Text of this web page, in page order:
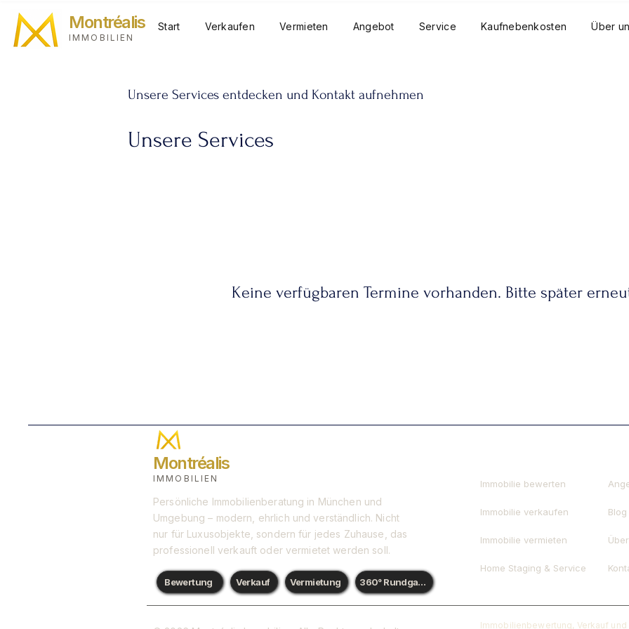
Montréalis
IMMOBILIEN
Start Verkaufen Vermieten Angebot Service Kaufnebenkosten Über
Unsere Services entdecken und Kontakt aufnehmen
Unsere Services
Keine verfügbaren Termine vorhanden. Bitte später
Montréalis
IMMOBILIEN
Persönliche Immobilienberatung in München und
Umgebung – modern, ehrlich und verständlich. Nicht
nur für Luxusobjekte, sondern für jedes Zuhause, das
professionell verkauft oder vermietet werden soll.
Bewertung Verkauf Vermietung 360° Rundgang
Immobilie bewerten
Immobilie verkaufen
Immobilie vermieten
Home Staging & Service
Blog
Immobilienbewertung, Verkauf und